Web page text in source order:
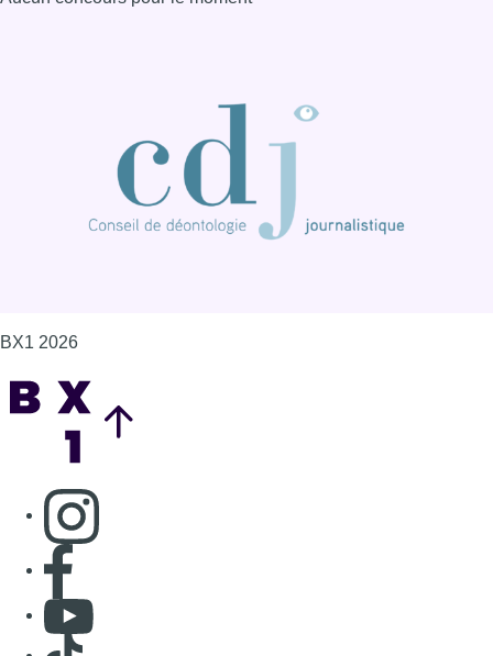
BX1 2026
Consulter page Instagram
Consulter page Facebook
Consulter Youtube
Consulter TikTok